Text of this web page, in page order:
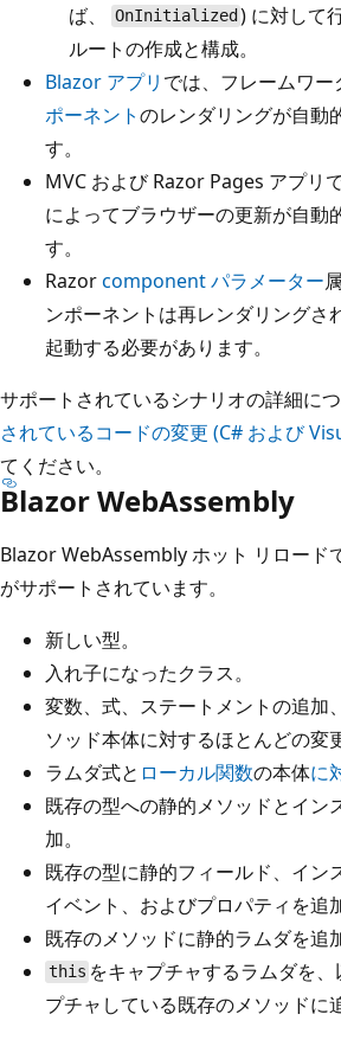
ば、
OnInitialized ) に対して
ルートの作成と構成。
Blazor アプリ では、フレームワー
ポーネントのレンダリングが自動
す。
MVC および Razor Pages アプリ
によってブラウザーの更新が自動
す。
Razorcomponent パラメーター
ンポーネントは再レンダリングさ
起動する必要があります。
サポートされているシナリオの詳細に
されているコードの変更 (C# および
てください。
Blazor WebAssembly
Blazor WebAssembly ホット リロード
がサポートされています。
新しい型。
入れ子になったクラス。
変数、式、ステートメントの追加
ソッド本体に対するほとんどの変更
ラムダ式と ローカル関数の本体に
既存の型への静的メソッドとイン
加。
既存の型に静的フィールド、イン
イベント、およびプロパティを追
既存のメソッドに静的ラムダを追
this をキャプチャするラムダを
プチャしている既存のメソッドに